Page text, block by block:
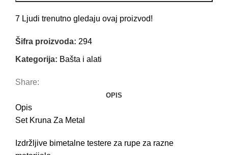
7 Ljudi trenutno gledaju ovaj proizvod!
Šifra proizvoda: 294
Kategorija: Bašta i alati
Share:
OPIS
Opis
Set Kruna Za Metal
Izdržljive bimetalne testere za rupe za razne